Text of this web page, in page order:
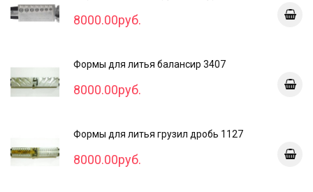
8000.00руб.
Формы для литья балансир 3407
8000.00руб.
Формы для литья грузил дробь 1127
8000.00руб.